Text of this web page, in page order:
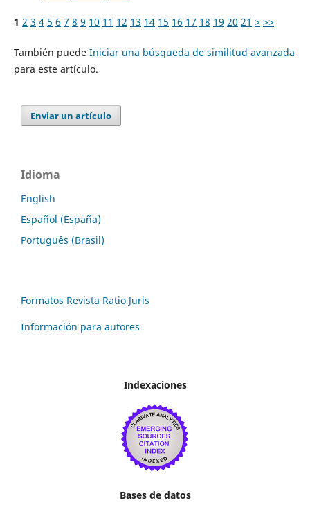
1 2 3 4 5 6 7 8 9 10 11 12 13 14 15 16 17 18 19 20 21 > >>
También puede Iniciar una búsqueda de similitud avanzada
para este artículo.
Enviar un artículo
Idioma
English
Español (España)
Português (Brasil)
Formatos Revista Ratio Juris
Información para autores
Indexaciones
Bases de datos